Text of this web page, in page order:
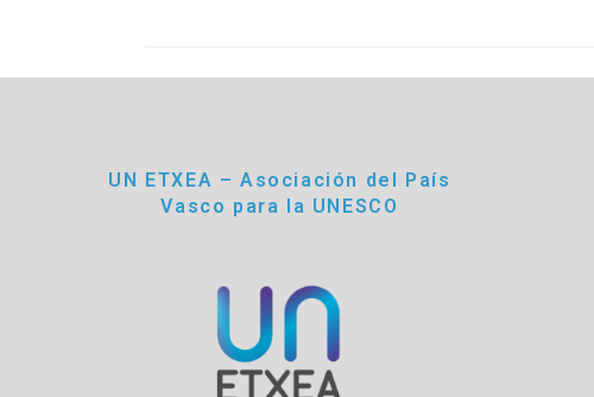
UN ETXEA – Asociación del País
Vasco para la UNESCO